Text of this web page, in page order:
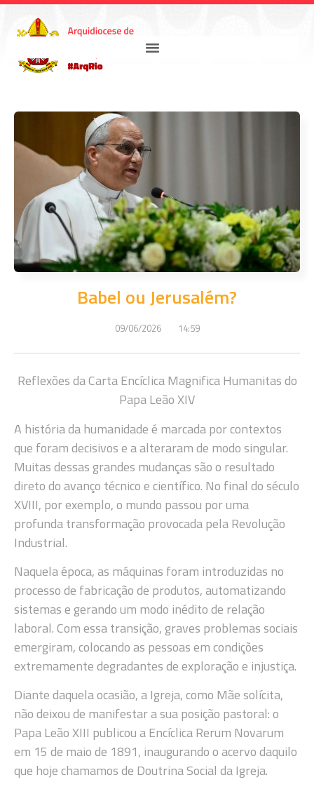
Babel ou Jerusalém?
09/06/2026 14:59
Reflexões da Carta Encíclica Magnifica Humanitas do
Papa Leão XIV
A história da humanidade é marcada por contextos
que foram decisivos e a alteraram de modo singular.
Muitas dessas grandes mudanças são o resultado
direto do avanço técnico e científico. No final do século
XVIII, por exemplo, o mundo passou por uma
profunda transformação provocada pela Revolução
Industrial.
Naquela época, as máquinas foram introduzidas no
processo de fabricação de produtos, automatizando
sistemas e gerando um modo inédito de relação
laboral. Com essa transição, graves problemas sociais
emergiram, colocando as pessoas em condições
extremamente degradantes de exploração e injustiça.
Diante daquela ocasião, a Igreja, como Mãe solícita,
não deixou de manifestar a sua posição pastoral: o
Papa Leão XIII publicou a Encíclica Rerum Novarum
em 15 de maio de 1891, inaugurando o acervo daquilo
que hoje chamamos de Doutrina Social da Igreja.